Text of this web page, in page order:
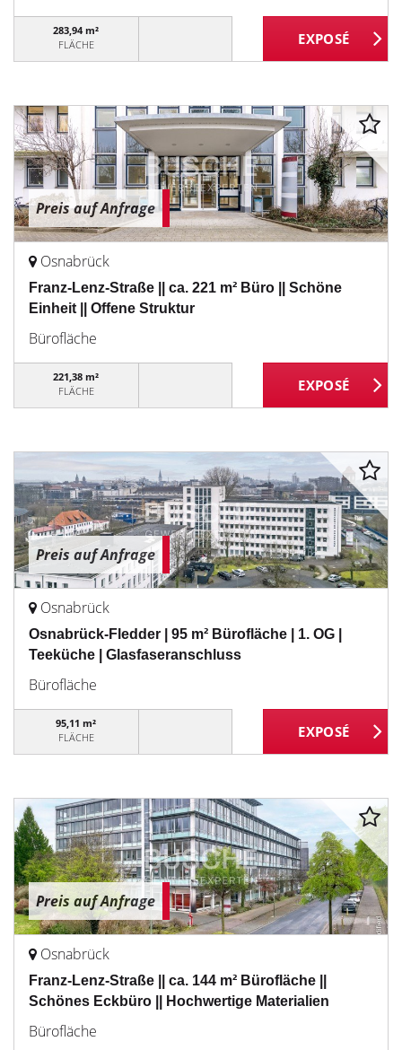
283,94 m²
FLÄCHE
Preis auf Anfrage
Osnabrück
Franz-Lenz-Straße || ca. 221 m² Büro || Schöne
Einheit || Offene Struktur
Bürofläche
221,38 m²
FLÄCHE
Preis auf Anfrage
Osnabrück
Osnabrück-Fledder | 95 m² Bürofläche | 1. OG |
Teeküche | Glasfaseranschluss
Bürofläche
95,11 m²
FLÄCHE
Preis auf Anfrage
Osnabrück
Franz-Lenz-Straße || ca. 144 m² Bürofläche ||
Schönes Eckbüro || Hochwertige Materialien
Bürofläche